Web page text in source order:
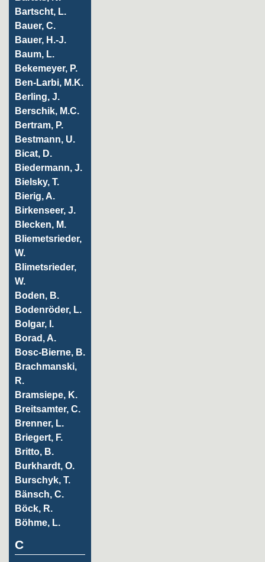
Bartscht, L.
Bauer, C.
Bauer, H.-J.
Baum, L.
Bekemeyer, P.
Ben-Larbi, M.K.
Berling, J.
Berschik, M.C.
Bertram, P.
Bestmann, U.
Bicat, D.
Biedermann, J.
Bielsky, T.
Bierig, A.
Birkenseer, J.
Blecken, M.
Bliemetsrieder,
W.
Blimetsrieder,
W.
Boden, B.
Bodenröder, L.
Bolgar, I.
Borad, A.
Bosc-Bierne, B.
Brachmanski,
R.
Bramsiepe, K.
Breitsamter, C.
Brenner, L.
Briegert, F.
Britto, B.
Burkhardt, O.
Burschyk, T.
Bänsch, C.
Böck, R.
Böhme, L.
C